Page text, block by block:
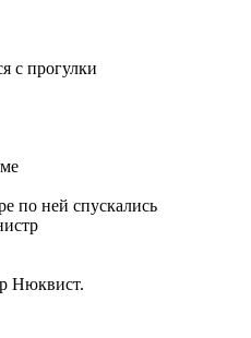
с прогулки
по ней спускались
Нюквист.